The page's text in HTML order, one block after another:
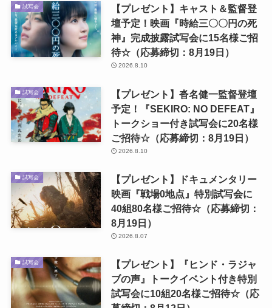
試写会
【プレゼント】キャスト＆監督登
壇予定！映画『時給三〇〇円の死
神』完成披露試写会に15名様ご招
待☆（応募締切：8月19日）
2026.8.10
試写会
【プレゼント】沓名健一監督登壇
予定！『SEKIRO: NO DEFEAT』
トークショー付き試写会に20名様
ご招待☆（応募締切：8月19日）
2026.8.10
試写会
【プレゼント】ドキュメンタリー
映画『戦場0地点』特別試写会に
40組80名様ご招待☆（応募締切：
8月19日）
2026.8.07
試写会
【プレゼント】『ヒンド・ラジャ
ブの声』トークイベント付き特別
試写会に10組20名様ご招待☆（応